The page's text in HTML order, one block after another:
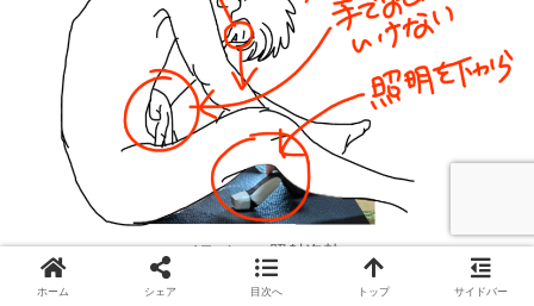
Iラインの照射姿勢
ホーム シェア 目次へ トップ サイドバー